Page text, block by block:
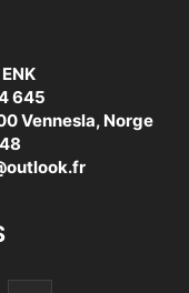
645
Vennesla, Norge